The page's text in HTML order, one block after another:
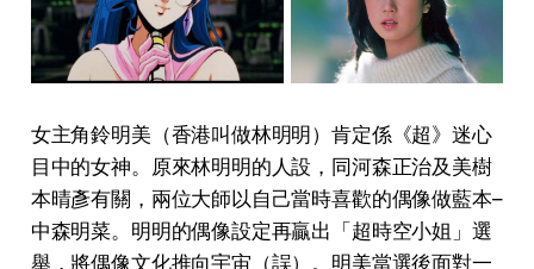
女主角鈴明美（香港叫做林明明）肯定係《超》迷心
目中的女神。原來林明明的人設，同河森正治及美樹
本晴彥有關，兩位大師以自己當時喜歡的偶像做藍本–
中森明菜。明明的偶像設定再贏出「超時空小姐」選
舉，將偶像文化推向宇宙（誤）。明美當選後面對一